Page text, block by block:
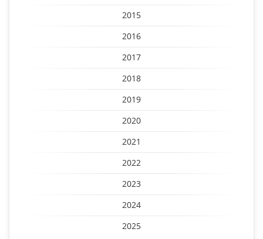
2015
2016
2017
2018
2019
2020
2021
2022
2023
2024
2025